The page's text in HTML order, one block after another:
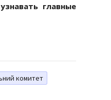
главные
комитет